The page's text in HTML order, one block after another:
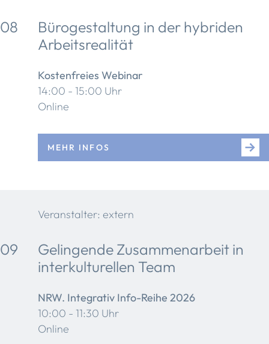
08
Bürogestaltung in der hybriden
Arbeitsrealität
Kostenfreies Webinar
14:00 - 15:00 Uhr
Online
MEHR INFOS
Veranstalter: extern
09
Gelingende Zusammenarbeit in
interkulturellen Team
NRW. Integrativ Info-Reihe 2026
10:00 - 11:30 Uhr
Online